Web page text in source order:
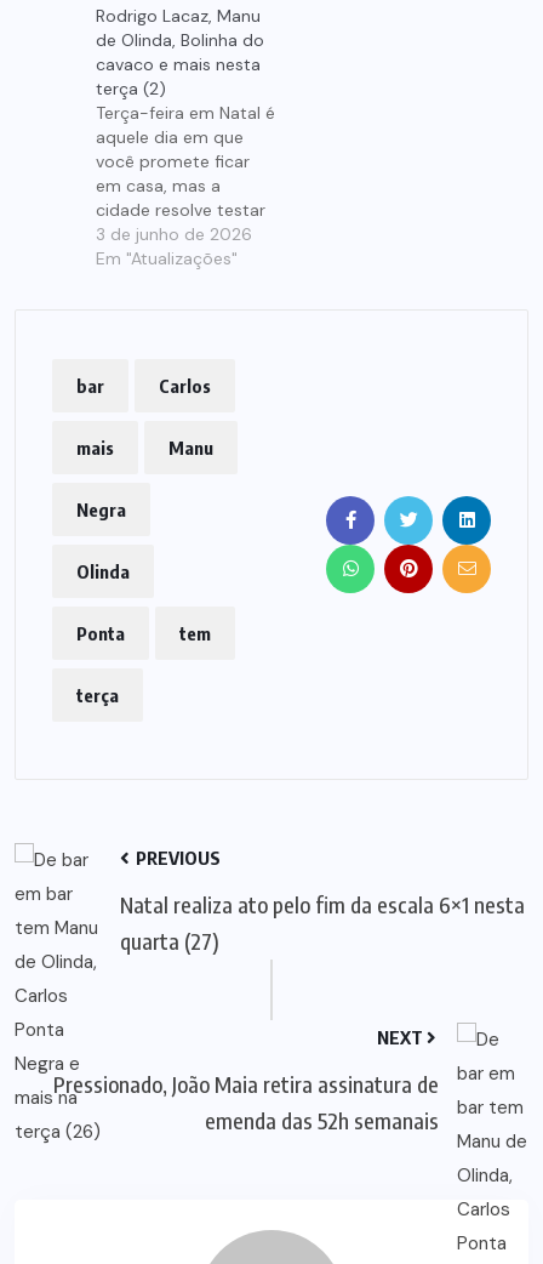
a próxima quinta-
feira (21), em três
espaços diferentes:
Bar 54 e Figa Bar, em
Ponta Negra, e no
Bardallos Comida e
Arte, na Cidade…
Rodrigo Lacaz, Manu
de Olinda, Bolinha do
cavaco e mais nesta
terça (2)
Terça-feira em Natal é
aquele dia em que
você promete ficar
em casa, mas a
cidade resolve testar
sua força de vontade.
Tem samba com
com a turma do
com Rubens Veloso,
com Rodrigo…
3 de junho de 2026
Em "Atualizações"
bar Carlos
mais Manu
Negra
Olinda
Ponta tem
terça
PREVIOUS
Natal realiza ato pelo fim da escala 6×1 nesta
quarta (27)
NEXT
Pressionado, João Maia retira assinatura de
emenda das 52h semanais